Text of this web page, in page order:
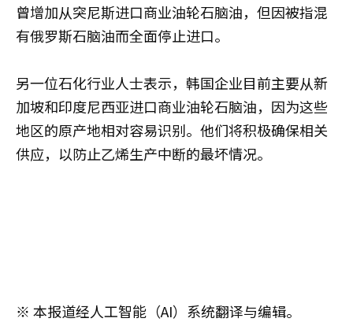
曾增加从突尼斯进口商业油轮石脑油，但因被指混
有俄罗斯石脑油而全面停止进口。
另一位石化行业人士表示，韩国企业目前主要从新
加坡和印度尼西亚进口商业油轮石脑油，因为这些
地区的原产地相对容易识别。他们将积极确保相关
供应，以防止乙烯生产中断的最坏情况。
※ 本报道经人工智能（AI）系统翻译与编辑。